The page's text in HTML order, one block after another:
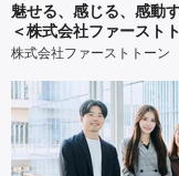
魅せる、感じる、感動
＜株式会社ファースト
株式会社ファーストトーン